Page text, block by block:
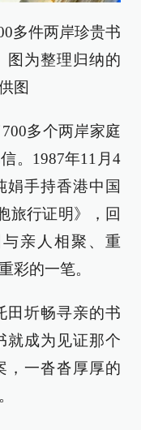
多件两岸珍贵书
图为整理归纳的
图
多个两岸家庭
。1987年11月4
娟手持香港中国
旅行证明》，回
亲人相聚、重
彩的一笔。
田圻畅寻亲的书
就成为见证那个
，一沓沓厚厚的